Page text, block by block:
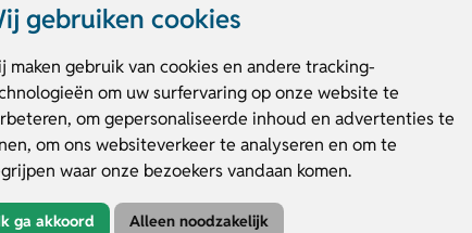
gebruiken cookies
maken gebruik van cookies en andere tracking-
om uw surfervaring op onze website te
om gepersonaliseerde inhoud en advertenties te
om ons websiteverkeer te analyseren en om te
waar onze bezoekers vandaan komen.
ga akkoord Alleen noodzakelijk
elke dag. Met een stevige behuizing van glas en een RVS
kleuren. De glazen waterfles (650 ml) is ideaal voor water,
of te graveren voor een persoonlijke touch voor dagelijks gebruik.